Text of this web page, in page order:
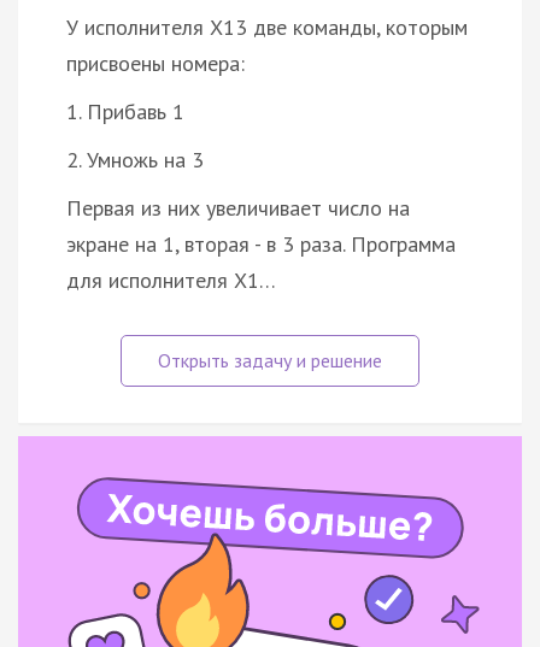
У исполнителя X13 две команды, которым
присвоены номера:
1. Прибавь 1
2. Умножь на 3
Первая из них увеличивает число на
экране на 1, вторая - в 3 раза. Программа
для исполнителя X1…